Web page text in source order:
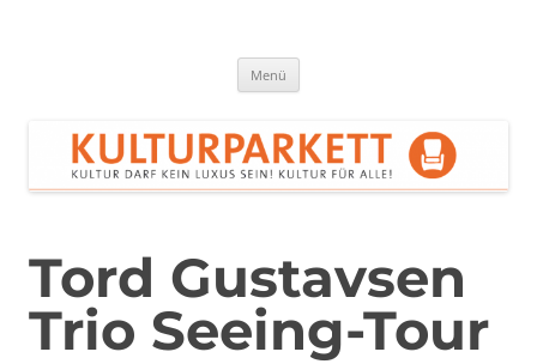
Menü
Tord Gustavsen
Trio Seeing-Tour